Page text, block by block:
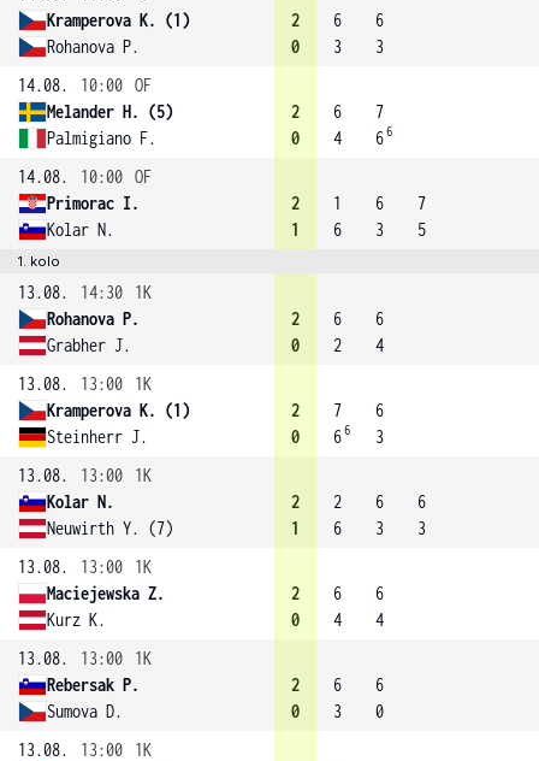
Kramperova K. (1)
Rohanova P.
2
0
6
3
6
3
14.08.
10:00 OF
Melander H. (5)
Palmigiano F.
2
0
6
4
7
66
14.08. 10:00 OF
Primorac I.
Kolar N.
2
1
1
6
6
3
7
5
1. kolo
13.08. 14:30
1K
Rohanova P.
Grabher J.
2
0
6
2
6
4
13.08.
13:00
1K
Kramperova K. (1)
Steinherr J.
2
0
7
66
6
3
13.08.
13:00
1K
Kolar N.
Neuwirth Y. (7)
2
1
2
6
6
3
6
3
13.08.
13:00
1K
Maciejewska Z.
Kurz K.
2
0
6
4
6
4
13.08.
13:00
1K
Rebersak P.
Sumova D.
2
0
6
3
6
0
13.08.
13:00
1K